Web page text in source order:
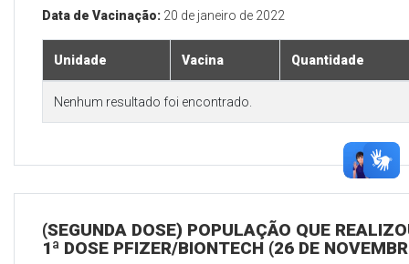
Data de Vacinação: 20 de janeiro de 2022
Unidade Vacina Quantidade
Nenhum resultado foi encontrado.
(SEGUNDA DOSE) POPULAÇÃO QUE
1ª DOSE PFIZER/BIONTECH (26 DE